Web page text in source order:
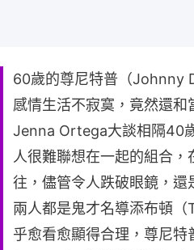
60歲的尊尼特普（Johnny
感情生活不寂寞，竟然還和
Jenna Ortega大談相隔40
人很難聯想在一起的組合
往，儘管令人跌破眼鏡，還
兩人都是鬼才名導添布頓
乎愈看愈顯得合理，尊尼